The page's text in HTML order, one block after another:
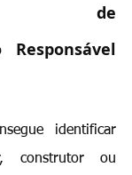
de
identificar
construtor ou